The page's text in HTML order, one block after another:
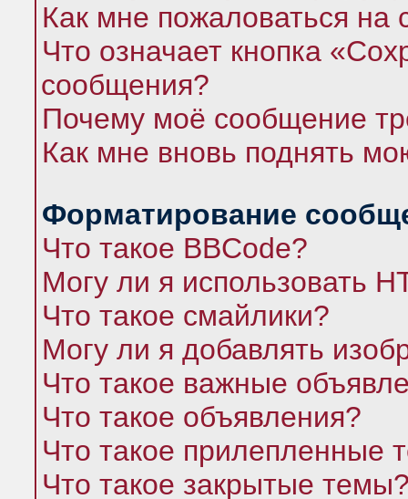
Как мне пожаловаться
Что означает кнопка
сообщения?
Почему моё сообщение
Как мне вновь поднять
Форматирование
Что такое BBCode?
Могу ли я использовать
Что такое смайлики?
Могу ли я добавлять
Что такое важные
Что такое объявления?
Что такое прилепленные
Что такое закрытые